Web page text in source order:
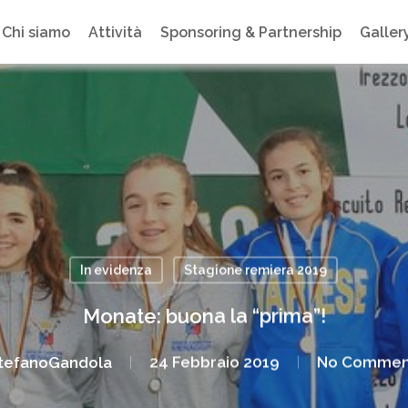
Chi siamo Attività Sponsoring & Partnership
In evidenza Stagione remiera 2019
Monate: buona la “prima”!
24 Febbraio 2019 No